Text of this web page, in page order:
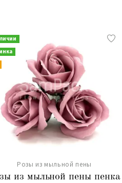
Розы из мыльной пены
из мыльной пены пенка